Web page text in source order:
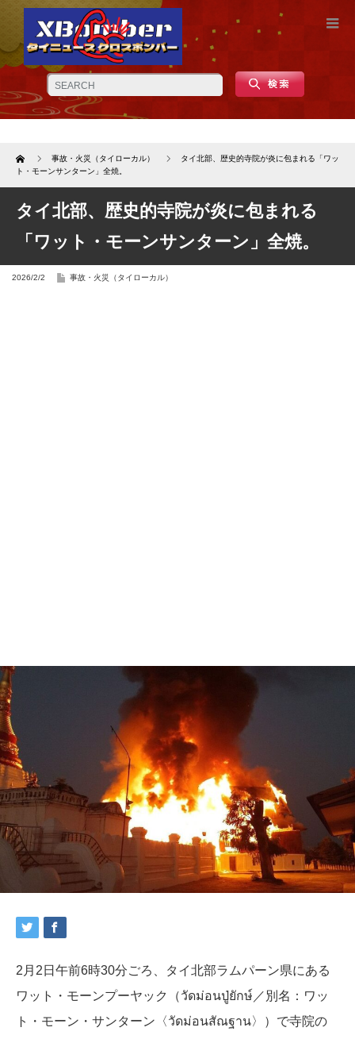
Home 事故・火災（タイローカル）
タイ北部、歴史的寺院が炎に包まれる「ワッ
ト・モーンサンターン」全焼。
タイ北部、歴史的寺院が炎に包まれる
「ワット・モーンサンターン」全焼。
2026/2/2 事故・火災（タイローカル）
2月2日午前6時30分ごろ、タイ北部ラムパーン県にある
ワット・モーンプーヤック（วัดม่อนปู่ยักษ์／別名：ワッ
ト・モーン・サンターン〈วัดม่อนสัณฐาน〉）で寺院の